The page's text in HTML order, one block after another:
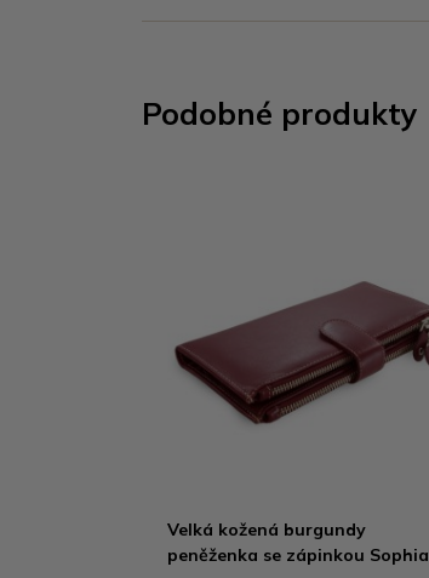
Podobné produkty
Velká kožená burgundy
peněženka se zápinkou Sophia